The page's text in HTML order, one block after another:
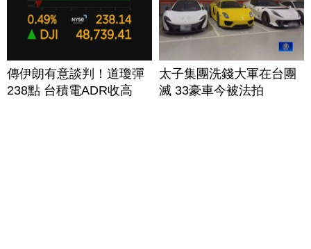
傳伊朗有意談判！道瓊彈
238點 台積電ADR收高
太子集團洗錢大軍在台團
滅 33豪車今被法拍